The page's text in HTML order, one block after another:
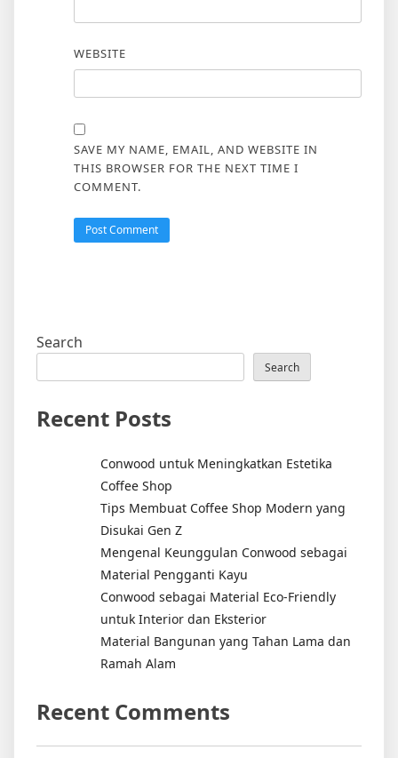
WEBSITE
SAVE MY NAME, EMAIL, AND WEBSITE IN
THIS BROWSER FOR THE NEXT TIME I
COMMENT.
Search
Search
Recent Posts
Conwood untuk Meningkatkan Estetika
Coffee Shop
Tips Membuat Coffee Shop Modern yang
Disukai Gen Z
Mengenal Keunggulan Conwood sebagai
Material Pengganti Kayu
Conwood sebagai Material Eco-Friendly
untuk Interior dan Eksterior
Material Bangunan yang Tahan Lama dan
Ramah Alam
Recent Comments